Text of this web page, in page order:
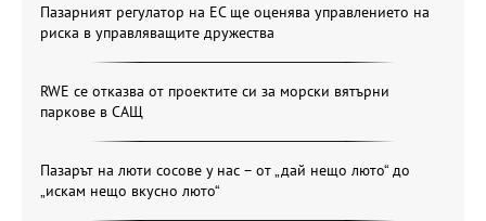
Пазарният регулатор на ЕС ще оценява управлението на
риска в управляващите дружества
RWE се отказва от проектите си за морски вятърни
паркове в САЩ
Пазарът на люти сосове у нас – от „дай нещо люто“ до
„искам нещо вкусно люто“